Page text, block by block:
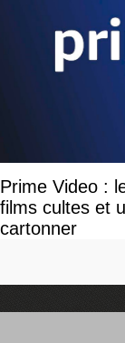
Prime Video :
films cultes et
cartonner